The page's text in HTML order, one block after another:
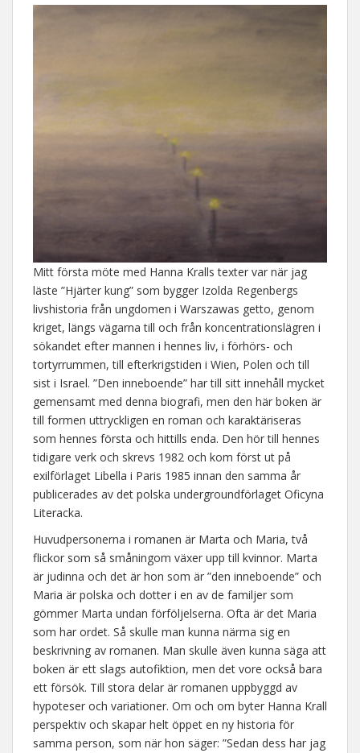
Mitt första möte med Hanna Kralls texter var när jag
läste ”Hjärter kung” som bygger Izolda Regenbergs
livshistoria från ungdomen i Warszawas getto, genom
kriget, längs vägarna till och från koncentrationslägren i
sökandet efter mannen i hennes liv, i förhörs- och
tortyrrummen, till efterkrigstiden i Wien, Polen och till
sist i Israel. ”Den inneboende” har till sitt innehåll mycket
gemensamt med denna biografi, men den här boken är
till formen uttryckligen en roman och karaktäriseras
som hennes första och hittills enda. Den hör till hennes
tidigare verk och skrevs 1982 och kom först ut på
exilförlaget Libella i Paris 1985 innan den samma år
publicerades av det polska undergroundförlaget Oficyna
Literacka.
Huvudpersonerna i romanen är Marta och Maria, två
flickor som så småningom växer upp till kvinnor. Marta
är judinna och det är hon som är ”den inneboende” och
Maria är polska och dotter i en av de familjer som
gömmer Marta undan förföljelserna. Ofta är det Maria
som har ordet. Så skulle man kunna närma sig en
beskrivning av romanen. Man skulle även kunna säga att
boken är ett slags autofiktion, men det vore också bara
ett försök. Till stora delar är romanen uppbyggd av
hypoteser och variationer. Om och om byter Hanna Krall
perspektiv och skapar helt öppet en ny historia för
samma person, som när hon säger: ”Sedan dess har jag